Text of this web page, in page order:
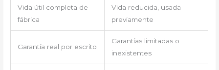
Vida útil completa de
fábrica
Vida reducida, usada
previamente
Garantía real por escrito
Garantías limitadas o
inexistentes